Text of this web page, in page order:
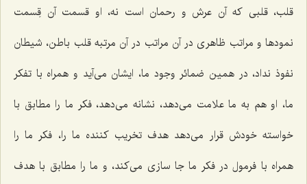
قلب، قلبی که آن عرش و رحمان است نه، او قسمت آن قِسمت
نمودها و مراتب ظاهری در آن مراتب در آن مرتبه قلب باطن، شیطان
نفوذ نداد، در همین ضمائر وجود ما، ایشان می‌آید و همراه با تفکر
ما، او هم به ما علامت می‌دهد، نشانه می‌دهد، فکر ما را مطابق با
خواسته خودش قرار می‌دهد هدف تخریب کننده ما را، فکر ما را
همراه با فرمول در فکر ما جا سازی می‌کند، و ما را مطابق با هدف